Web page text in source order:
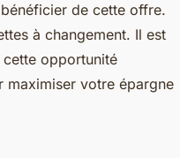
de cette offre.
à changement. Il est
opportunité
maximiser votre épargne